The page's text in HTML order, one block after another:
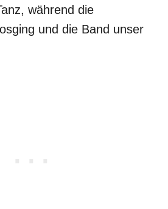
während die
und die Band unser